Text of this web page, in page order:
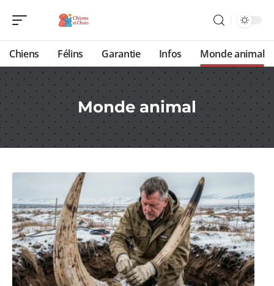
Chiens Félins Garantie Infos Monde animal
Monde animal